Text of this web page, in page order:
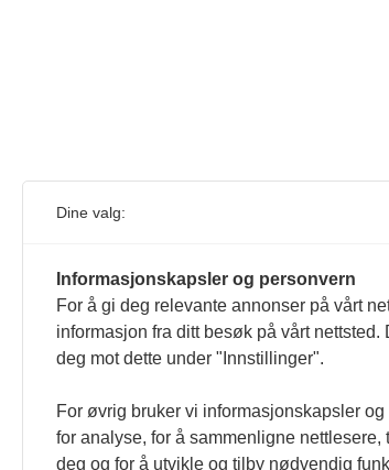
Dine valg:
Informasjonskapsler og personvern
For å gi deg relevante annonser på vårt
informasjon fra ditt besøk på vårt nettsted.
deg mot dette under "Innstillinger".
For øvrig bruker vi informasjonskapsler
for analyse, for å sammenligne nettlesere,
deg og for å utvikle og tilby nødvendig